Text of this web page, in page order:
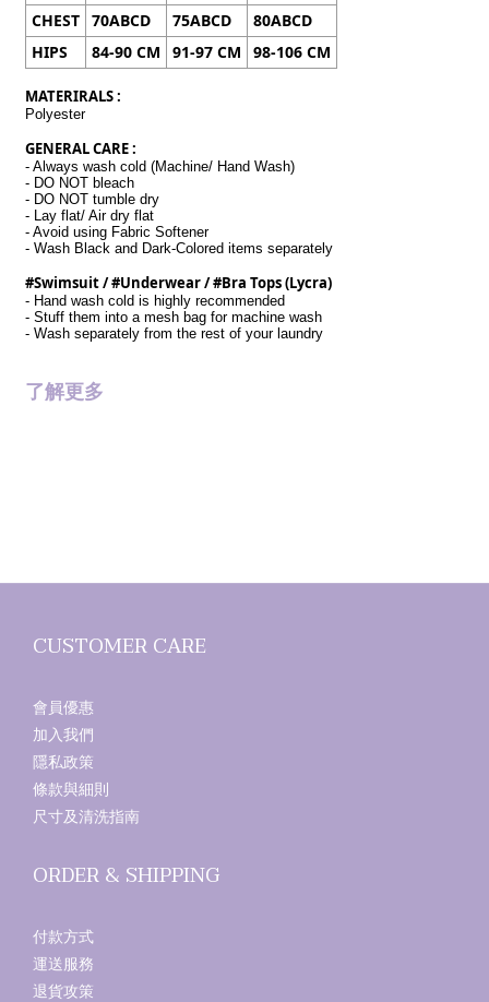
CHEST 70ABCD 75ABCD
80ABCD
HIPS
84-90 CM 91-97 CM 98-106 CM
MATERIRALS :
Polyester
GENERAL CARE :
- Always wash cold (Machine/ Hand Wash)
- DO NOT bleach
- DO NOT tumble dry
- Lay flat/ Air dry flat
- Avoid using Fabric Softener
- Wash Black and Dark-Colored items separately
#Swimsuit / #Underwear / #Bra Tops (Lycra)
- Hand wash cold is highly recommended
- Stuff them into a mesh bag for machine wash
- Wash separately from the rest of your laundry
了解更多
CUSTOMER CARE
會員優惠
加入我們
隱私政策
條款與細則
尺寸及清洗指南
ORDER & SHIPPING
付款方式
運送服務
退貨攻策